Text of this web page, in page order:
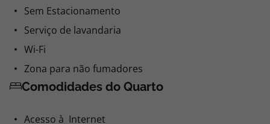
Sem Estacionamento
Serviço de lavandaria
Wi-Fi
Zona para não fumadores
Comodidades do Quarto
Acesso à Internet